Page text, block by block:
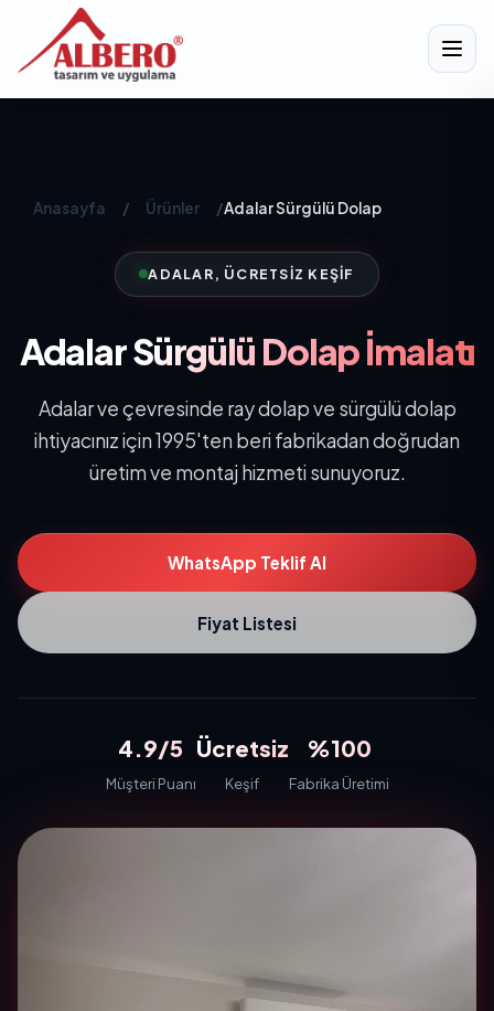
Anasayfa / Ürünler /Adalar Sürgülü Dolap
ADALAR, ÜCRETSIZ KEŞIF
AdalarSürgülü Dolap İmalatı
Adalar ve çevresinde ray dolap ve sürgülü dolap
ihtiyacınız için 1995'ten beri fabrikadan doğrudan
üretim ve montaj hizmeti sunuyoruz.
WhatsApp Teklif Al
Fiyat Listesi
4.9/5
Müşteri Puanı
Ücretsiz
Keşif
%100
Fabrika Üretimi